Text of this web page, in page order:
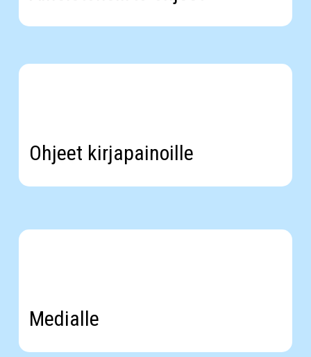
Ohjeet
Ohjeet kirjapainoille
Medialle
Medialle